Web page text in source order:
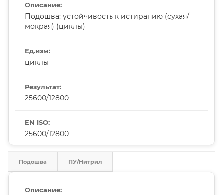
Подошва: устойчивость к истиранию (сухая/
мокрая) (циклы)
циклы
25600/12800
25600/12800
Подошва ПУ/Нитрил